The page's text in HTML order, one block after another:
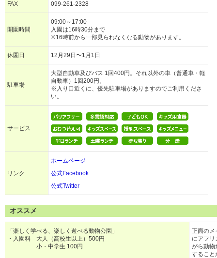
FAX 099-261-2328
開園時間
09:00～17:00
入園は16時30分まで
※16時前から一部見られなくなる動物があります。
休園日 12月29日〜1月1日
駐車場
大型自動車及びバス 1回400円。それ以外の車（普通車・軽
自動車）1回200円。
※入り口近くに、優先駐車場がありますのでご利用くださ
い。
サービス
リンク
ホームページ
公式Facebook
公式Twitter
オススメ
「楽しく学べる、楽しく遊べる動物公園」
・入園料 大人（高校生以上）500円
小・中学生 100円
正面のメ
にアフリ
がら動物
すること